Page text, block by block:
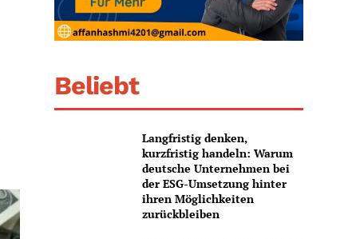
Beliebt
Langfristig denken,
kurzfristig handeln: Warum
deutsche Unternehmen bei
der ESG-Umsetzung hinter
ihren Möglichkeiten
zurückbleiben